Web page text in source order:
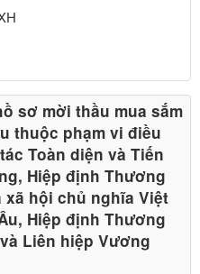
sơ mời thầu mua sắm
thuộc phạm vi điều
Toàn diện và Tiến
Hiệp định Thương
hội chủ nghĩa Việt
Hiệp định Thương
Liên hiệp Vương